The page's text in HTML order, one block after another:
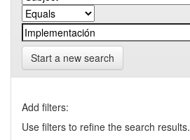
Start a new search
Add filters:
Use filters to refine the search results.